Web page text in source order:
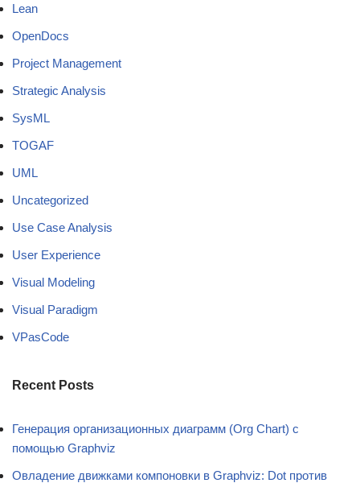
Lean
OpenDocs
Project Management
Strategic Analysis
SysML
TOGAF
UML
Uncategorized
Use Case Analysis
User Experience
Visual Modeling
Visual Paradigm
VPasCode
Recent Posts
Генерация организационных диаграмм (Org Chart) с
помощью Graphviz
Овладение движками компоновки в Graphviz: Dot против